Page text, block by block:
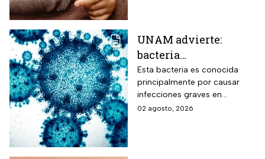
UNAM advierte:
bacteria
Acinetobacter
baumannii podría
transmitirse entre
humanos y animales
Esta bacteria es conocida
principalmente por causar
infecciones graves en
hospitales
02 agosto, 2026